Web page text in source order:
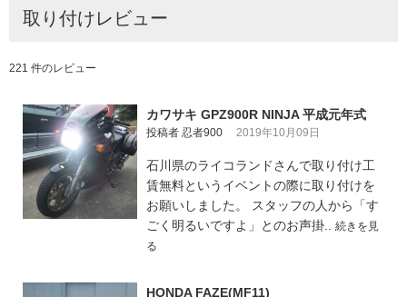
取り付けレビュー
221 件のレビュー
カワサキ GPZ900R NINJA 平成元年式
投稿者 忍者900 2019年10月09日
石川県のライコランドさんで取り付け工
賃無料というイベントの際に取り付けを
お願いしました。 スタッフの人から「す
ごく明るいですよ」とのお声掛.. 続きを見
る
HONDA FAZE(MF11)